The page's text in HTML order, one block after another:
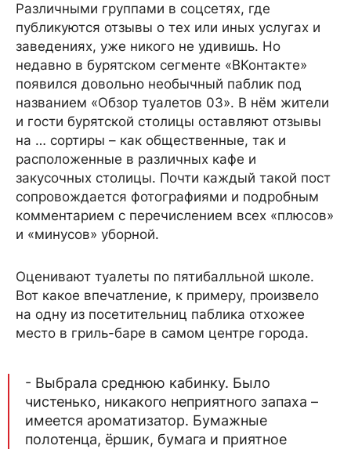
Различными группами в соцсетях, где
публикуются отзывы о тех или иных услугах и
заведениях, уже никого не удивишь. Но
недавно в бурятском сегменте «ВКонтакте»
появился довольно необычный паблик под
названием «Обзор туалетов 03». В нём жители
и гости бурятской столицы оставляют отзывы
на … сортиры – как общественные, так и
расположенные в различных кафе и
закусочных столицы. Почти каждый такой пост
сопровождается фотографиями и подробным
комментарием с перечислением всех «плюсов»
и «минусов» уборной.
Оценивают туалеты по пятибалльной школе.
Вот какое впечатление, к примеру, произвело
на одну из посетительниц паблика отхожее
место в гриль-баре в самом центре города.
- Выбрала среднюю кабинку. Было
чистенько, никакого неприятного запаха –
имеется ароматизатор. Бумажные
полотенца, ёршик, бумага и приятное